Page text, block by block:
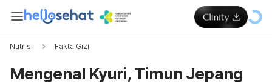
Nutrisi Fakta Gizi
Mengenal Kyuri, Timun Jepang